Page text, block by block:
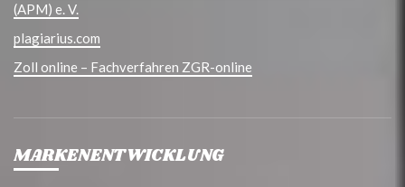
(APM) e. V.
plagiarius.com
Zoll online – Fachverfahren ZGR-online
MARKENENTWICKLUNG